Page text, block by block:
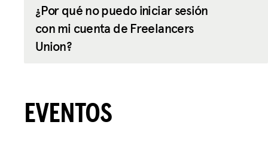
¿Por qué no puedo iniciar sesión
con mi cuenta de Freelancers
Union?
EVENTOS